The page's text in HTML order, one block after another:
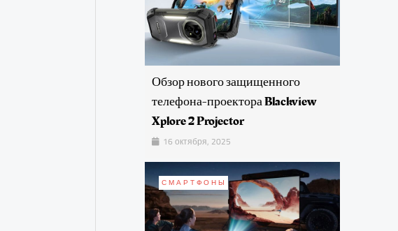
Обзор нового защищенного
телефона-проектора Blackview
Xplore 2 Projector
16 октября, 2025
СМАРТФОНЫ